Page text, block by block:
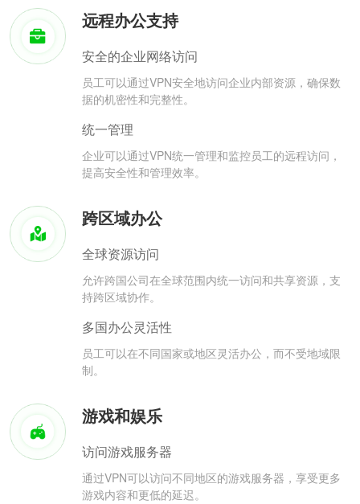
远程办公支持
安全的企业网络访问
员工可以通过VPN安全地访问企业内部资源，确保数
据的机密性和完整性。
统一管理
企业可以通过VPN统一管理和监控员工的远程访问，
提高安全性和管理效率。
跨区域办公
全球资源访问
允许跨国公司在全球范围内统一访问和共享资源，支
持跨区域协作。
多国办公灵活性
员工可以在不同国家或地区灵活办公，而不受地域限
制。
游戏和娱乐
访问游戏服务器
通过VPN可以访问不同地区的游戏服务器，享受更多
游戏内容和更低的延迟。